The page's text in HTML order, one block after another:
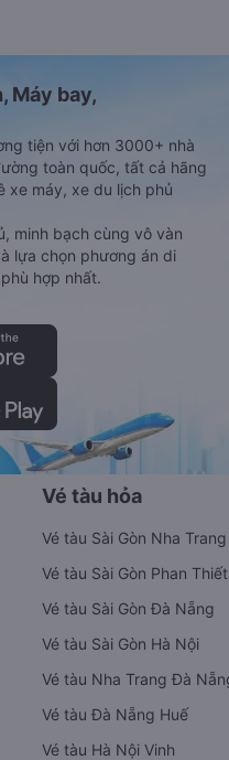
Máy bay,
tiện với hơn 3000+ nhà
toàn quốc, tất cả hãng
xe máy, xe du lịch phủ
minh bạch cùng vô vàn
lựa chọn phương án di
hợp nhất.
Vé tàu hỏa
Vé tàu Sài Gòn Nha Trang
Vé tàu Sài Gòn Phan Thiết
Vé tàu Sài Gòn Đà Nẵng
Vé tàu Sài Gòn Hà Nội
Vé tàu Nha Trang Đà
Vé tàu Đà Nẵng Huế
Vé tàu Hà Nội Vinh